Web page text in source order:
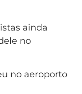
ainda
no
no aeroporto